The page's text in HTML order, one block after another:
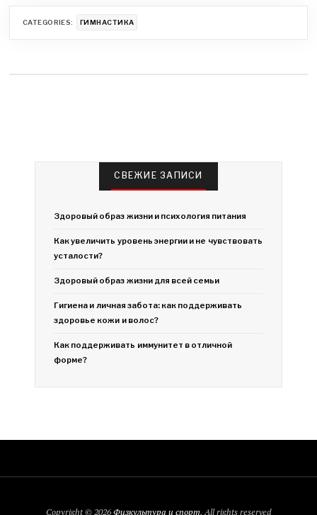
CATEGORIES: ГИМНАСТИКА
СВЕЖИЕ ЗАПИСИ
Здоровый образ жизни и психология питания
Как увеличить уровень энергии и не чувствовать
усталости?
Здоровый образ жизни для всей семьи
Гигиена и личная забота: как поддерживать
здоровье кожи и волос?
Как поддерживать иммунитет в отличной
форме?
Copyright © 2026Физкультура и спорт. All rights reserved